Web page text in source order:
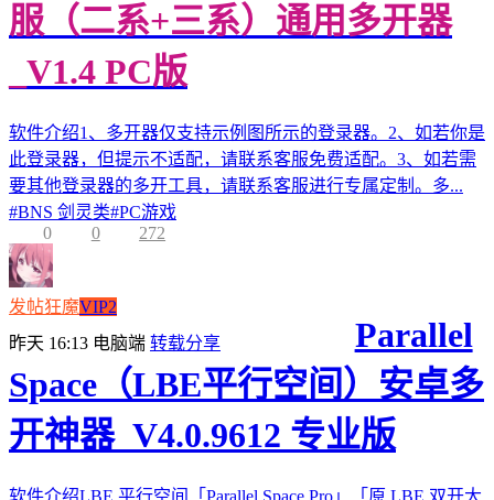
服（二系+三系）通用多开器
_V1.4 PC版
软件介绍1、多开器仅支持示例图所示的登录器。2、如若你是
此登录器，但提示不适配，请联系客服免费适配。3、如若需
要其他登录器的多开工具，请联系客服进行专属定制。多...
#BNS 剑灵类#PC游戏
0
0 272
发帖狂魔VIP2
昨天 16:13 电脑端 转载分享
Parallel
Space（LBE平行空间）安卓多
开神器_V4.0.9612 专业版
软件介绍LBE 平行空间「Parallel Space Pro」「原 LBE 双开大